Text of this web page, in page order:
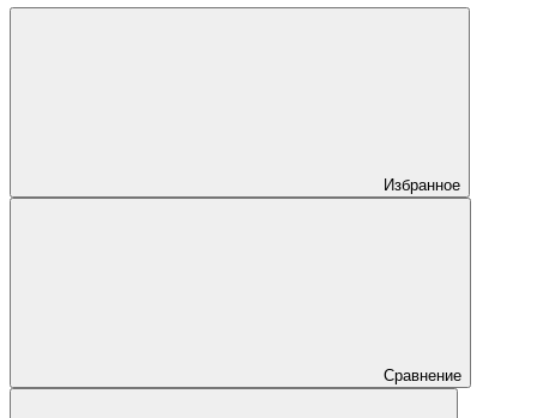
Избранное
Сравнение